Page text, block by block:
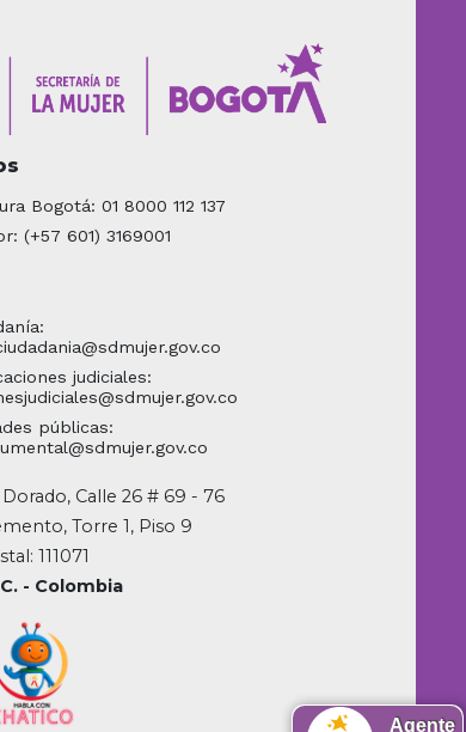
Bogotá: 01 8000 112 137
(+57 601) 3169001
judiciales:
públicas:
Calle 26 # 69 - 76
Torre 1, Piso 9
111071
- Colombia
Agente